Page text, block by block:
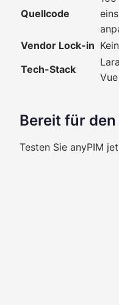
Quellcode
Vendor Lock-in
Tech-Stack
Bereit für den
Testen Sie anyPIM